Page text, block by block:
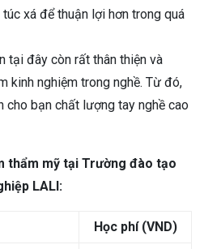
xá để thuận lợi hơn trong quá
tại đây còn rất thân thiện và
kinh nghiệm trong nghề. Từ đó,
cho bạn chất lượng tay nghề cao
thẩm mỹ tại Trường đào tạo
LALI:
Học phí (VND)